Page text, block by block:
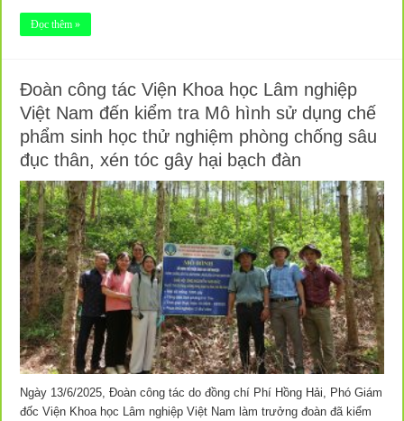
Đọc thêm »
Đoàn công tác Viện Khoa học Lâm nghiệp
Việt Nam đến kiểm tra Mô hình sử dụng chế
phẩm sinh học thử nghiệm phòng chống sâu
đục thân, xén tóc gây hại bạch đàn
Ngày 13/6/2025, Đoàn công tác do đồng chí Phí Hồng Hải, Phó Giám
đốc Viện Khoa học Lâm nghiệp Việt Nam làm trưởng đoàn đã kiểm